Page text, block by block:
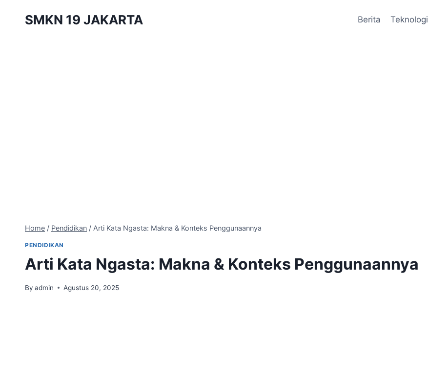
SMKN 19 JAKARTA Berita Teknologi
Home / Pendidikan / Arti Kata Ngasta: Makna & Konteks Penggunaannya
PENDIDIKAN
Arti Kata Ngasta: Makna & Konteks Penggunaannya
By admin Agustus 20, 2025